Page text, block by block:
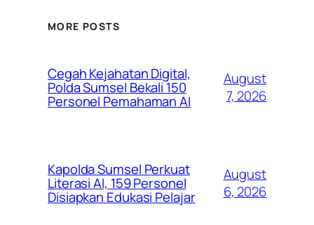
MORE POSTS
Cegah Kejahatan Digital,
Polda Sumsel Bekali 150
Personel Pemahaman AI
August
7, 2026
Kapolda Sumsel Perkuat
Literasi AI, 159 Personel
Disiapkan Edukasi Pelajar
August
6, 2026